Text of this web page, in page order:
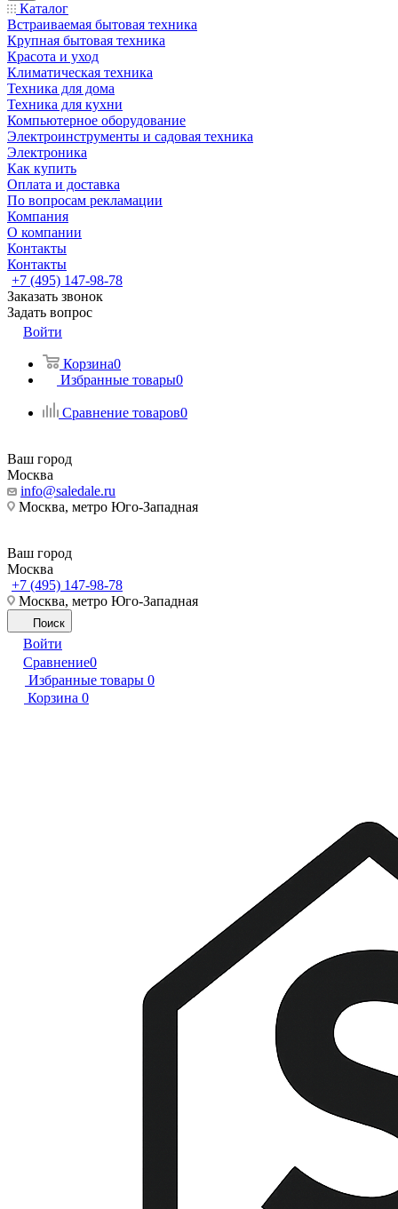
Каталог
Встраиваемая бытовая техника
Крупная бытовая техника
Красота и уход
Климатическая техника
Техника для дома
Техника для кухни
Компьютерное оборудование
Электроинструменты и садовая техника
Электроника
Как купить
Оплата и доставка
По вопросам рекламации
Компания
О компании
Контакты
Контакты
+7 (495) 147-98-78
Заказать звонок
Задать вопрос
Войти
Корзина0
Избранные товары0
Сравнение товаров0
Ваш город
Москва
info@saledale.ru
Москва, метро Юго-Западная
Ваш город
Москва
+7 (495) 147-98-78
Москва, метро Юго-Западная
Поиск
Войти
Сравнение0
Избранные товары 0
Корзина 0